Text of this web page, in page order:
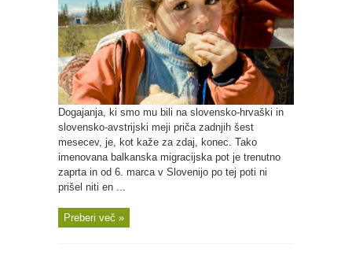
Dogajanja, ki smo mu bili na slovensko-hrvaški in
slovensko-avstrijski meji priča zadnjih šest
mesecev, je, kot kaže za zdaj, konec. Tako
imenovana balkanska migracijska pot je trenutno
zaprta in od 6. marca v Slovenijo po tej poti ni
prišel niti en ...
Preberi več »